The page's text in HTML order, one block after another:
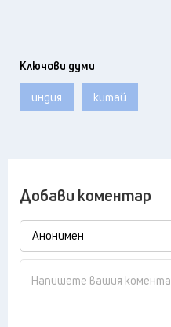
Ключови думи
индия китай
Добави коментар